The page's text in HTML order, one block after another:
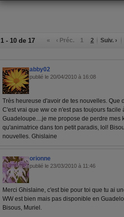
1 - 10 de 17 « ‹ Préc. 1 2 Suiv. ›
abby02
publié le 20/04/2010 à 16:08
Très heureuse d'avoir de tes nouvelles. Que
C'est vrai que ww ce n'est pas toujours
Guadeloupe....je me propose de perdre mes
qu'animatrice dans ton petit paradis, lol!
nouvelles. Ghislaine
orionne
publié le 23/03/2010 à 11:46
Merci Ghislaine, c'est bie pour toi que tu ai
WW est bien mais pas disponible en
Bisous, Muriel.